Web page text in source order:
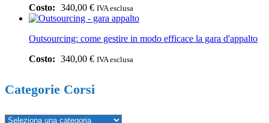
340,00 € IVA esclusa
Outsourcing: come gestire in modo efficace la gara d'appalto
340,00 € IVA esclusa
Categorie Corsi